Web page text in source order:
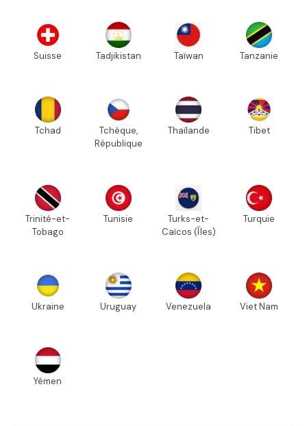
Suisse Tadjikistan Taïwan Tanzanie
Tchad
Tchèque,
République
Thaïlande Tibet
Trinité-et-
Tobago
Tunisie
Turks-et-
Caïcos (Îles)
Turquie
Ukraine Uruguay Venezuela Viet Nam
Yémen